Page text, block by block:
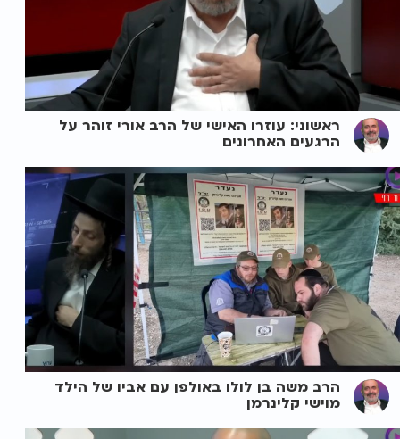
ראשוני: עוזרו האישי של הרב אורי זוהר על
הרגעים האחרונים
הרב משה בן לולו באולפן עם אביו של הילד
מוישי קלינרמן